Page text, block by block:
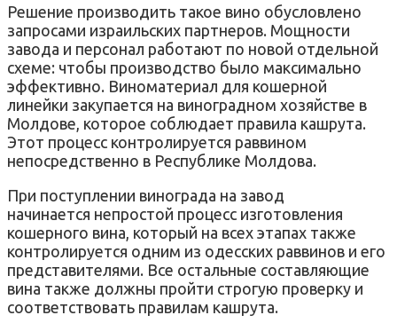
Решение производить такое вино обусловлено
запросами израильских партнеров. Мощности
завода и персонал работают по новой отдельной
схеме: чтобы производство было максимально
эффективно. Виноматериал для кошерной
линейки закупается на виноградном хозяйстве в
Молдове, которое соблюдает правила кашрута.
Этот процесс контролируется раввином
непосредственно в Республике Молдова.
При поступлении винограда на завод
начинается непростой процесс изготовления
кошерного вина, который на всех этапах также
контролируется одним из одесских раввинов и его
представителями. Все остальные составляющие
вина также должны пройти строгую проверку и
соответствовать правилам кашрута.